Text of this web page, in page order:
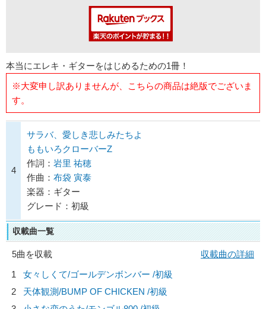
本当にエレキ・ギターをはじめるための1冊！
※大変申し訳ありませんが、こちらの商品は絶版でございま
す。
4
サラバ、愛しき悲しみたちよ
ももいろクローバーZ
作詞： 岩里 祐穂
作曲： 布袋 寅泰
楽器：ギター
グレード：初級
収載曲一覧
5曲を収載
収載曲の詳細
1
女々しくて/ゴールデンボンバー /初級
2
天体観測/BUMP OF CHICKEN /初級